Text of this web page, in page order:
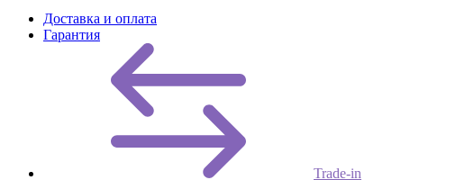
Доставка и оплата
Гарантия
Trade-in